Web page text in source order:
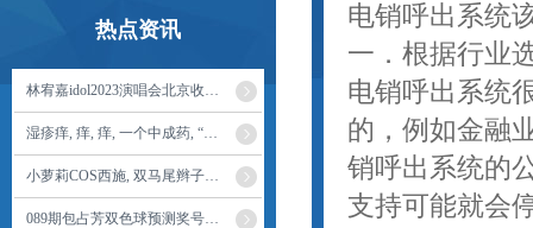
热点资讯
林宥嘉idol2023演唱会北京收官 全新造型舞美亮相
湿疹痒, 痒, 痒, 一个中成药, “金蝉脱壳”清热祛湿, 皮肤不痒了
小萝莉COS西施, 双马尾辫子超可爱, 娇小玲珑的身姿, 很还原了
089期包占芳双色球预测奖号：红球胆码
电销呼出系统
一．根据行业
电销呼出系统
的，例如金融
销呼出系统的
支持可能就会